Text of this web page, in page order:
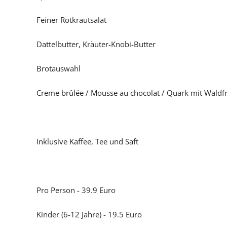
Feiner Rotkrautsalat
Dattelbutter, Kräuter-Knobi-Butter
Brotauswahl
Creme brûlée / Mousse au chocolat / Quark mit
Inklusive Kaffee, Tee und Saft
Pro Person - 39.9 Euro
Kinder (6-12 Jahre) - 19.5 Euro